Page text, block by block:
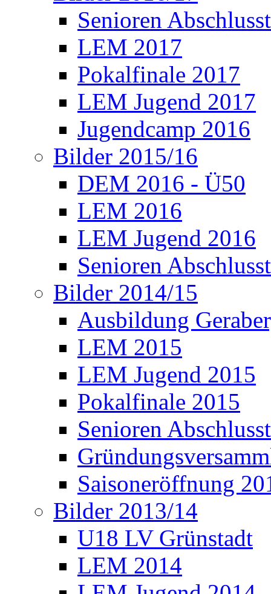
Senioren
LEM 2017
Pokalfinale 2017
LEM Jugend 2017
Jugendcamp 2016
Bilder 2015/16
DEM 2016 - Ü50
LEM 2016
LEM Jugend 2016
Senioren
Bilder 2014/15
Ausbildung
LEM 2015
LEM Jugend 2015
Pokalfinale 2015
Senioren
Saisoneröffnung
Bilder 2013/14
U18 LV Grünstadt
LEM 2014